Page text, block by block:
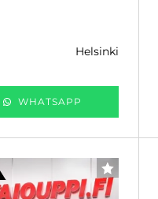
helsinki
WHATSAPP
SUOSIKKI